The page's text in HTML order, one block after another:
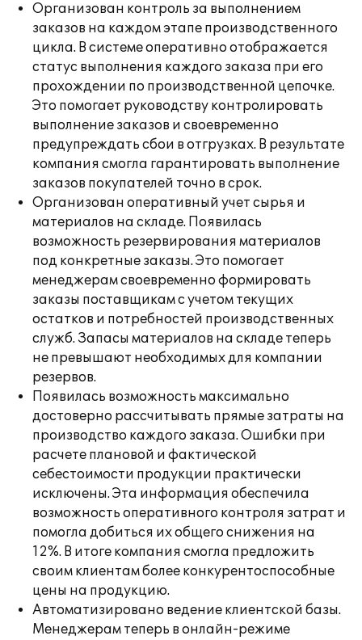
Организован контроль за выполнением
заказов на каждом этапе производственного
цикла. В системе оперативно отображается
статус выполнения каждого заказа при его
прохождении по производственной цепочке.
Это помогает руководству контролировать
выполнение заказов и своевременно
предупреждать сбои в отгрузках. В результате
компания смогла гарантировать выполнение
заказов покупателей точно в срок.
Организован оперативный учет сырья и
материалов на складе. Появилась
возможность резервирования материалов
под конкретные заказы. Это помогает
менеджерам своевременно формировать
заказы поставщикам с учетом текущих
остатков и потребностей производственных
служб. Запасы материалов на складе теперь
не превышают необходимых для компании
резервов.
Появилась возможность максимально
достоверно рассчитывать прямые затраты на
производство каждого заказа. Ошибки при
расчете плановой и фактической
себестоимости продукции практически
исключены. Эта информация обеспечила
возможность оперативного контроля затрат и
помогла добиться их общего снижения на
12%. В итоге компания смогла предложить
своим клиентам более конкурентоспособные
цены на продукцию.
Автоматизировано ведение клиентской базы.
Менеджерам теперь в онлайн-режиме